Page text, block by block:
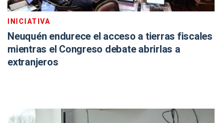
INICIATIVA
Neuquén endurece el acceso a tierras fiscales
mientras el Congreso debate abrirlas a
extranjeros